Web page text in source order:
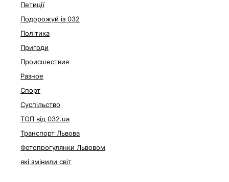
Петиції
Подорожуй із 032
Політика
Пригоди
Происшествия
Разное
Спорт
Суспільство
ТОП від 032.ua
Транспорт Львова
Фотопрогулянки Львовом
які змінили світ